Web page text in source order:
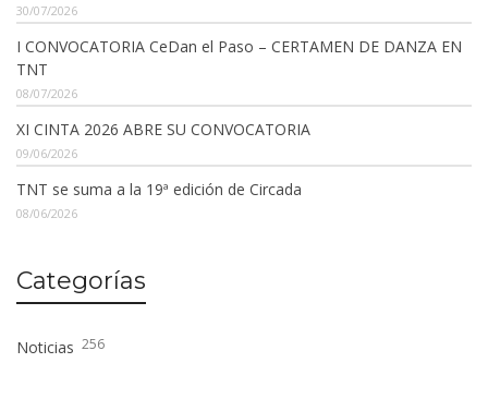
30/07/2026
I CONVOCATORIA CeDan el Paso – CERTAMEN DE DANZA EN
TNT
08/07/2026
XI CINTA 2026 ABRE SU CONVOCATORIA
09/06/2026
TNT se suma a la 19ª edición de Circada
08/06/2026
Categorías
Noticias 256